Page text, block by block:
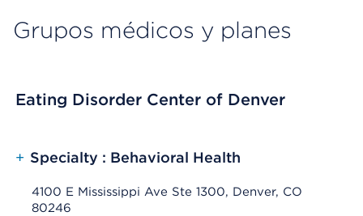
Grupos médicos y planes
Eating Disorder Center of Denver
+ Specialty : Behavioral Health
4100 E Mississippi Ave Ste 1300, Denver, CO
80246